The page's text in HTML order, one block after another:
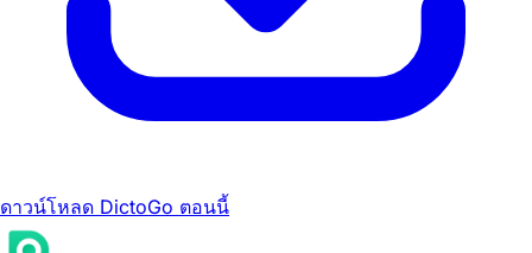
ดาวน์โหลด DictoGo ตอนนี้